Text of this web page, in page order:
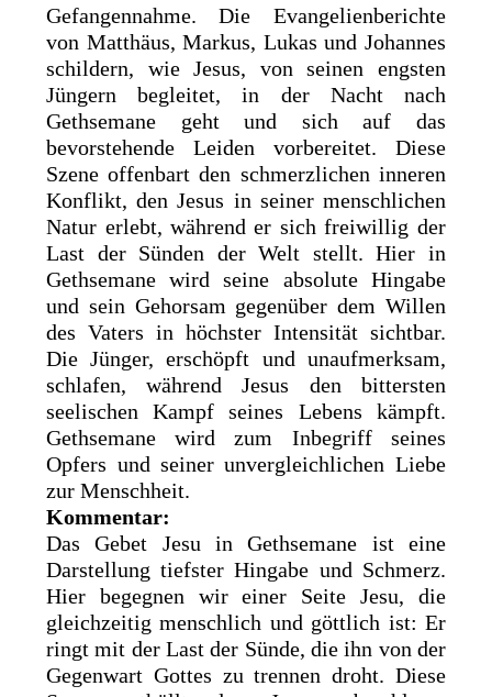
Gefangennahme. Die Evangelienberichte
von Matthäus, Markus, Lukas und Johannes
schildern, wie Jesus, von seinen engsten
Jüngern begleitet, in der Nacht nach
Gethsemane geht und sich auf das
bevorstehende Leiden vorbereitet. Diese
Szene offenbart den schmerzlichen inneren
Konflikt, den Jesus in seiner menschlichen
Natur erlebt, während er sich freiwillig der
Last der Sünden der Welt stellt. Hier in
Gethsemane wird seine absolute Hingabe
und sein Gehorsam gegenüber dem Willen
des Vaters in höchster Intensität sichtbar.
Die Jünger, erschöpft und unaufmerksam,
schlafen, während Jesus den bittersten
seelischen Kampf seines Lebens kämpft.
Gethsemane wird zum Inbegriff seines
Opfers und seiner unvergleichlichen Liebe
zur Menschheit.
Kommentar:
Das Gebet Jesu in Gethsemane ist eine
Darstellung tiefster Hingabe und Schmerz.
Hier begegnen wir einer Seite Jesu, die
gleichzeitig menschlich und göttlich ist: Er
ringt mit der Last der Sünde, die ihn von der
Gegenwart Gottes zu trennen droht. Diese